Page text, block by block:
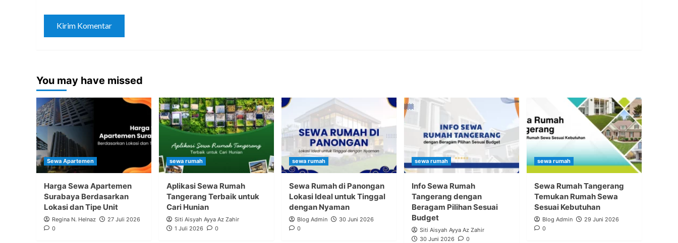
You may have missed
Sewa Apartemen
Harga Sewa Apartemen
Surabaya Berdasarkan
Lokasi dan Tipe Unit
Regina N. Helnaz
27 Juli 2026
0
sewa rumah
Aplikasi Sewa Rumah
Tangerang Terbaik untuk
Cari Hunian
Siti Aisyah Ayya Az Zahir
1 Juli 2026
0
sewa rumah
Sewa Rumah di Panongan
Lokasi Ideal untuk Tinggal
dengan Nyaman
Blog Admin
30 Juni 2026
0
sewa rumah
Info Sewa Rumah
Tangerang dengan
Beragam Pilihan Sesuai
Budget
Siti Aisyah Ayya Az Zahir
30 Juni 2026
0
sewa rumah
Sewa Rumah Tangerang
Temukan Rumah Sewa
Sesuai Kebutuhan
Blog Admin
29 Juni 2026
0